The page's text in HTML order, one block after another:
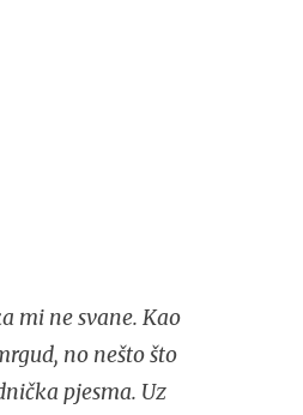
mi ne svane. Kao
no nešto što
pjesma. Uz